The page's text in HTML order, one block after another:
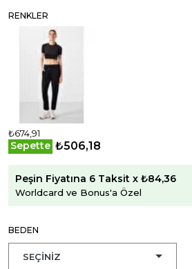
RENKLER
₺674,91
Sepette ₺506,18
Peşin Fiyatına 6 Taksit x ₺84,36
Worldcard ve Bonus'a Özel
BEDEN